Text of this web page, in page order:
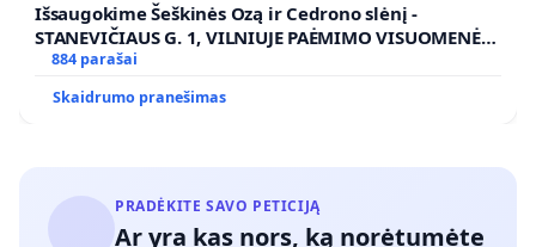
Išsaugokime Šeškinės Ozą ir Cedrono slėnį -
STANEVIČIAUS G. 1, VILNIUJE PAĖMIMO VISUOMENĖS
POREIKIAMS (IŠPIRKIMO) IR JO PRITAIKYMO VIEŠAJAI
ŽELDYNŲ FUNKCIJAI
884 parašai
Skaidrumo pranešimas
PRADĖKITE SAVO PETICIJĄ
Ar yra kas nors, ką norėtumėte